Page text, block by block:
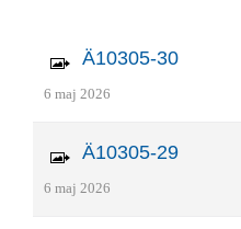
Ä10305-30
6 maj 2026
Ä10305-29
6 maj 2026